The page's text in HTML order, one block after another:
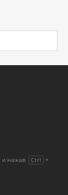
и нажав Ctrl +